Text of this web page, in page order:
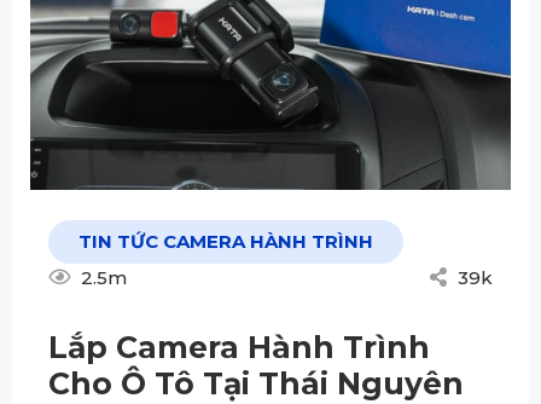
TIN TỨC CAMERA HÀNH TRÌNH
2.5m
39k
Lắp Camera Hành Trình
Cho Ô Tô Tại Thái Nguyên